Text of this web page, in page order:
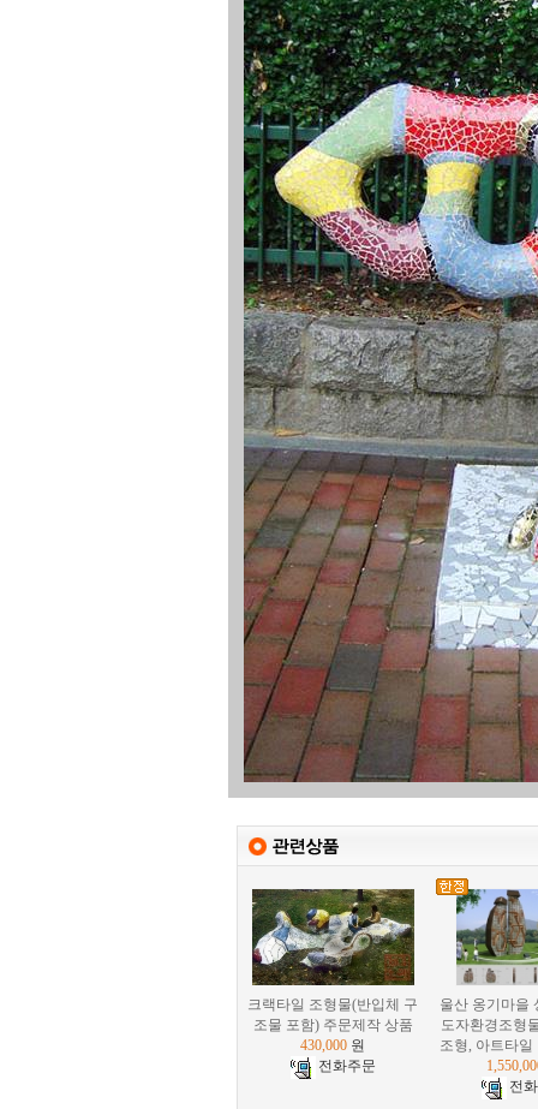
크랙타일 조형물(반입체 구
조물 포함) 주문제작 상품
430,000 원
전화주문
울산 옹기마을
도자환경조형
조형, 아트타일
전